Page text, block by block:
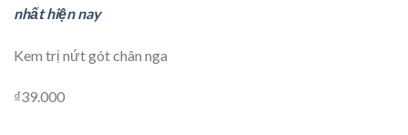
nhất hiện nay
Kem trị nứt gót chân nga
₫39.000